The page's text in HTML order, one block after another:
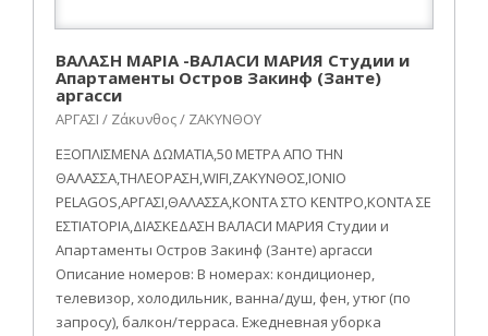
ΒΑΛΑΣΗ ΜΑΡΙΑ -ВАЛАСИ МАРИЯ Студии и
Апартаменты Остров Закинф (Занте)
аргасси
ΑΡΓΑΣΙ / Ζάκυνθος / ΖΑΚΥΝΘΟΥ
ΕΞΟΠΛΙΣΜΕΝΑ ΔΩΜΑΤΙΑ,50 ΜΕΤΡΑ ΑΠΟ ΤΗΝ
ΘΑΛΑΣΣΑ,ΤΗΛΕΟΡΑΣΗ,WIFI,ZAKYNΘΟΣ,IONIO
PELAGOS,ΑΡΓΑΣΙ,ΘΑΛΑΣΣΑ,ΚΟΝΤΑ ΣΤΟ ΚΕΝΤΡΟ,ΚΟΝΤΑ ΣΕ
ΕΣΤΙΑΤΟΡΙΑ,ΔΙΑΣΚΕΔΑΣΗ ВАЛАСИ МАРИЯ Студии и
Апартаменты Остров Закинф (Занте) аргасси
Описание номеров: В номерах: кондиционер,
телевизор, холодильник, ванна/душ, фен, утюг (по
запросу), балкон/терраса. Ежедневная уборка